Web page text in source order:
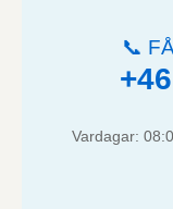
📞
Vardagar: